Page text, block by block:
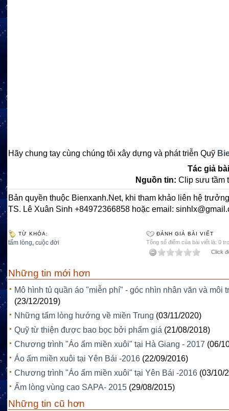
Hãy chung tay cùng chúng tôi xây dựng và phát triễn Quỹ
Tác giả
Nguồn tin: Clip sưu tầm
Bản quyền thuộc Bienxanh.Net, khi tham khảo liên hệ
TS. Lê Xuân Sinh +84972366858 hoặc email:
TỪ KHÓA:
tấm lòng, cuộc đời
ĐÁNH GIÁ BÀI VIẾT
Tổng số điểm của bài viết là: 0
Click
Những tin mới hơn
Mô hình tủ quần áo "miễn phí" - góc nhìn nhân văn và môi
(23/12/2019)
Những tấm lòng hướng về miền Trung (03/11/2020)
Quỹ từ thiện được bao bọc bởi phẩm giá (21/08/2018)
Chương trình "Áo ấm miền xuôi" tại Hà Giang - 2017 (06/
Áo ấm miền xuôi tại Yên Bái -2016 (22/09/2016)
Chương trình "Áo ấm miền xuôi" tại Yên Bái -2016 (03/10/
Ấm lòng vùng cao SAPA- 2015 (29/08/2015)
Những tin cũ hơn